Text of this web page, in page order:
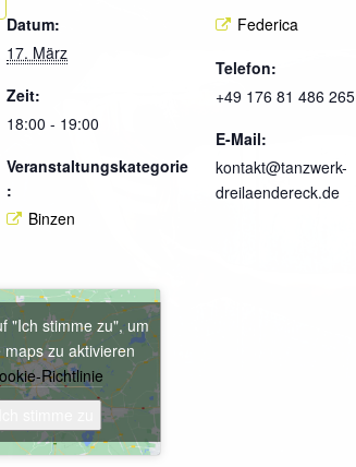
Datum:
17. März
Zeit:
18:00 - 19:00
Veranstaltungskategorie
:
Binzen
Federica
Telefon:
+49 176 81 486 265
E-Mail:
kontakt@tanzwerk-
dreilaendereck.de
"Ich stimme zu", um
maps zu aktivieren
Richtlinie